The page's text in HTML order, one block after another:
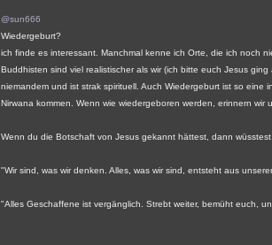
@sun666
Wiedergeburt?
ich finde es interessant. Manchmal kenne ich Orte, die ich noch
Buddhisten sind viel realistischer als wir (ich bitte euch Jesus
niemandem und ist strak spirituell. Auch Wiedergeburt ist so
Nirwana kommen. Wenn wie wiedergeboren werden, erinnern
Wenn du die Botschaft von Jesus gekannt hättest, dann
"Wir sind, was wir denken. Alles, was wir sind, entsteht aus
"Alles Geschaffene ist vergänglich. Strebt weiter, bemüht euch,